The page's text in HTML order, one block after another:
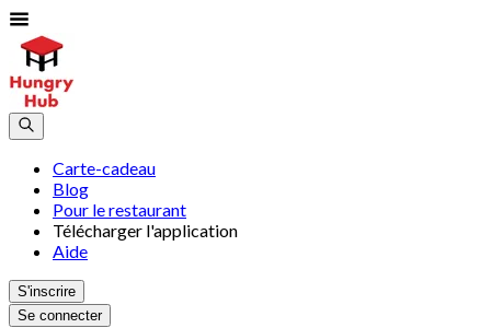
Carte-cadeau
Blog
Pour le restaurant
Télécharger l'application
Aide
S'inscrire
Se connecter